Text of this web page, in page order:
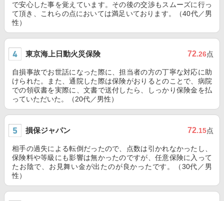
で安心した事を覚えています。その後の交渉もスムーズに行っ
て頂き、これらの点においては満足いております。（40代／男
性）
東京海上日動火災保険 72.26点
自損事故でお世話になった際に、担当者の方の丁寧な対応に助
けられた。また、通院した際は保険がおりるとのことで、病院
での領収書を実際に、文書で送付したら、しっかり保険金を払
っていただいた。（20代／男性）
損保ジャパン 72.15点
相手の過失による転倒だったので、点数は引かれなかったし、
保険料や等級にも影響は無かったのですが、任意保険に入って
たお陰で、お見舞い金が出たのが良かったです。（30代／男
性）